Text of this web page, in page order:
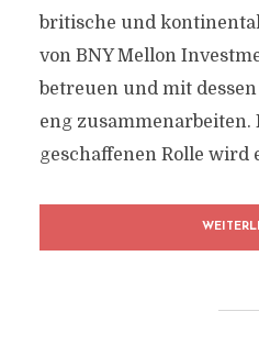
britische und
von BNY Mellon
betreuen und mit
eng zusammenarbeiten.
geschaffenen Rolle wird